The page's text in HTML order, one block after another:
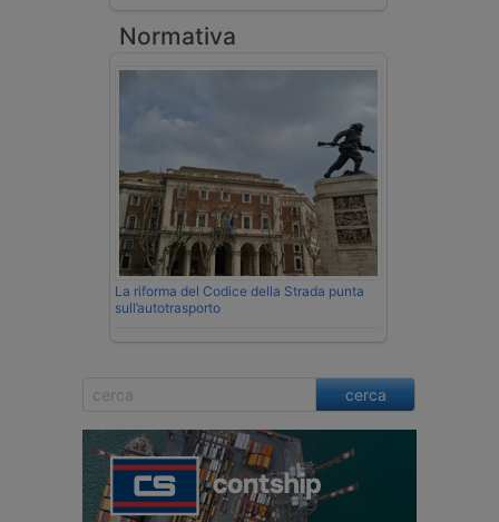
Normativa
La riforma del Codice della Strada punta
sull’autotrasporto
cerca